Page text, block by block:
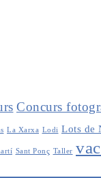
Concurs
La Xarxa Lodi Lots de
Sant Ponç Taller